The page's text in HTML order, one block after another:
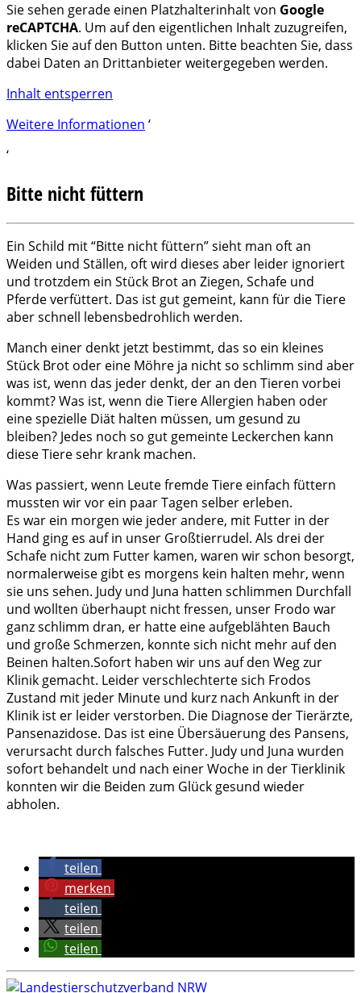
Sie sehen gerade einen Platzhalterinhalt von Google
reCAPTCHA. Um auf den eigentlichen Inhalt zuzugreifen,
klicken Sie auf den Button unten. Bitte beachten Sie, dass
dabei Daten an Drittanbieter weitergegeben werden.
Inhalt entsperren
Weitere Informationen ‘
‘
Bitte nicht füttern
Ein Schild mit “Bitte nicht füttern” sieht man oft an
Weiden und Ställen, oft wird dieses aber leider ignoriert
und trotzdem ein Stück Brot an Ziegen, Schafe und
Pferde verfüttert. Das ist gut gemeint, kann für die Tiere
aber schnell lebensbedrohlich werden.
Manch einer denkt jetzt bestimmt, das so ein kleines
Stück Brot oder eine Möhre ja nicht so schlimm sind aber
was ist, wenn das jeder denkt, der an den Tieren vorbei
kommt? Was ist, wenn die Tiere Allergien haben oder
eine spezielle Diät halten müssen, um gesund zu
bleiben? Jedes noch so gut gemeinte Leckerchen kann
diese Tiere sehr krank machen.
Was passiert, wenn Leute fremde Tiere einfach füttern
mussten wir vor ein paar Tagen selber erleben.
Es war ein morgen wie jeder andere, mit Futter in der
Hand ging es auf in unser Großtierrudel. Als drei der
Schafe nicht zum Futter kamen, waren wir schon besorgt,
normalerweise gibt es morgens kein halten mehr, wenn
sie uns sehen. Judy und Juna hatten schlimmen Durchfall
und wollten überhaupt nicht fressen, unser Frodo war
ganz schlimm dran, er hatte eine aufgeblähten Bauch
und große Schmerzen, konnte sich nicht mehr auf den
Beinen halten.Sofort haben wir uns auf den Weg zur
Klinik gemacht. Leider verschlechterte sich Frodos
Zustand mit jeder Minute und kurz nach Ankunft in der
Klinik ist er leider verstorben. Die Diagnose der Tierärzte,
Pansenazidose. Das ist eine Übersäuerung des Pansens,
verursacht durch falsches Futter. Judy und Juna wurden
sofort behandelt und nach einer Woche in der Tierklinik
konnten wir die Beiden zum Glück gesund wieder
abholen.
teilen
merken
teilen
teilen
teilen